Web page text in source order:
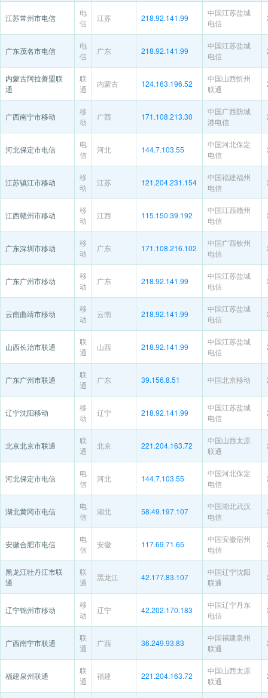
江苏常州市电信
电
信
江苏 218.92.141.99
中国江苏盐城
电信
广东茂名市电信
电
信
广东 218.92.141.99
中国江苏盐城
电信
内蒙古阿拉善盟联
通
联
通
内蒙古 124.163.196.52
中国山西忻州
联通
广西南宁市移动
移
动
广西 171.108.213.30
中国广西防城
港电信
河北保定市电信
电
信
河北 144.7.103.55
中国河北保定
电信
江苏镇江市移动
移
动
江苏 121.204.231.154
中国福建福州
电信
江西赣州市移动
移
动
江西 115.150.39.192
中国江西赣州
电信
广东深圳市移动
移
动
广东 171.108.216.102
中国广西钦州
电信
广东广州市移动
移
动
广东 218.92.141.99
中国江苏盐城
电信
云南曲靖市移动
移
动
云南 218.92.141.99
中国江苏盐城
电信
山西长治市联通
联
通
山西 218.92.141.99
中国江苏盐城
电信
广东广州市联通
联
通
广东 39.156.8.51 中国北京移动
辽宁沈阳移动
移
动
辽宁 218.92.141.99
中国江苏盐城
电信
北京北京市联通
联
通
北京 221.204.163.72
中国山西太原
联通
河北保定市电信
电
信
河北 144.7.103.55
中国河北保定
电信
湖北黄冈市电信
电
信
湖北 58.49.197.107
中国湖北武汉
电信
安徽合肥市电信
电
信
安徽 117.69.71.65
中国安徽宿州
电信
黑龙江牡丹江市联
通
联
通
黑龙江 42.177.83.107
中国辽宁沈阳
联通
辽宁锦州市移动
移
动
辽宁 42.202.170.183
中国辽宁丹东
电信
广西南宁市联通
联
通
广西 36.249.93.83
中国福建泉州
联通
福建泉州联通
联
通
福建 221.204.163.72
中国山西太原
联通